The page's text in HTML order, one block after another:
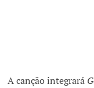
A canção integrará